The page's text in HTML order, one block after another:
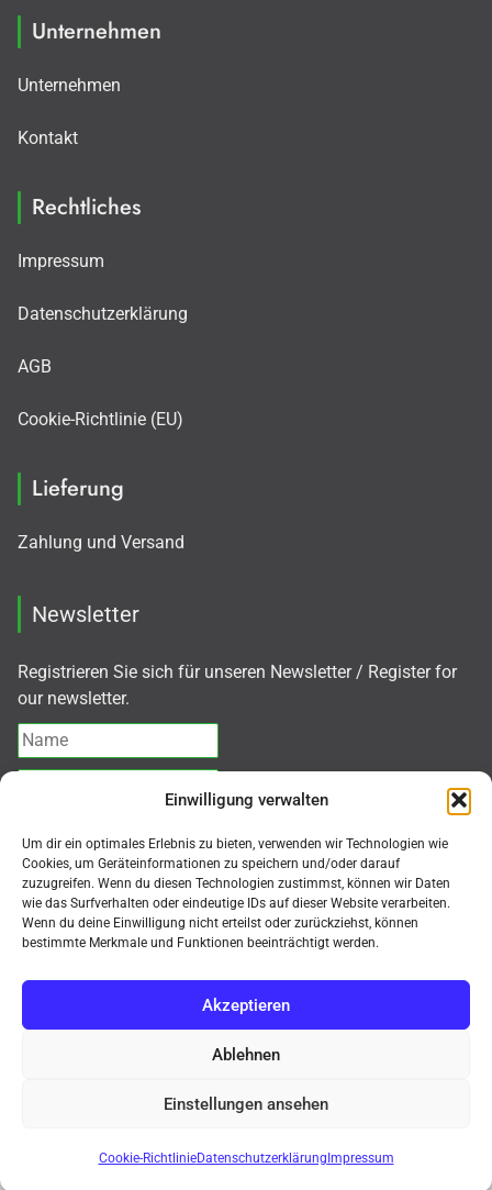
Einwilligung verwalten
Um dir ein optimales Erlebnis zu bieten, verwenden wir Technologien wie
Cookies, um Geräteinformationen zu speichern und/oder darauf
zuzugreifen. Wenn du diesen Technologien zustimmst, können wir Daten
wie das Surfverhalten oder eindeutige IDs auf dieser Website verarbeiten.
Wenn du deine Einwilligung nicht erteilst oder zurückziehst, können
bestimmte Merkmale und Funktionen beeinträchtigt werden.
Akzeptieren
Ablehnen
Einstellungen ansehen
Cookie-RichtlinieDatenschutzerklärung Impressum
TAGARNO T50Digitalmikroskop!
Unternehmen
Unternehmen
Kontakt
Rechtliches
Impressum
Datenschutzerklärung
AGB
Cookie-Richtlinie (EU)
Lieferung
Zahlung und Versand
Newsletter
Registrieren Sie sich für unseren Newsletter / Register for
our newsletter.
Abonnieren
© MMK Mikroskope Shop 2026
Kauf auf Rechnung, Mindermengenzuschlag für
Endkunden (B2B) / Purchase on invoice, minimum
commercial end customers (B2B)